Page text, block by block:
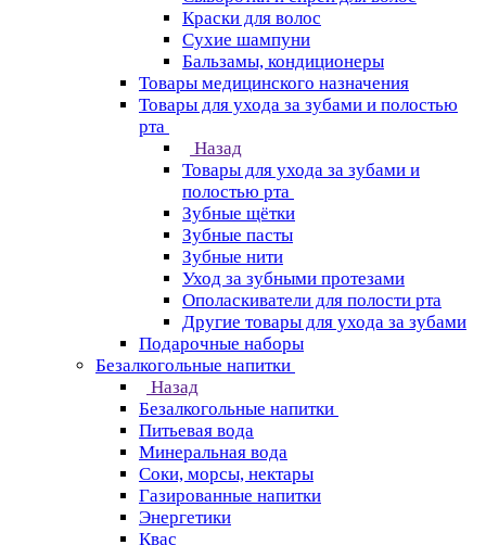
Краски для волос
Сухие шампуни
Бальзамы, кондиционеры
Товары медицинского назначения
Товары для ухода за зубами и полостью
рта
Назад
Товары для ухода за зубами и
полостью рта
Зубные щётки
Зубные пасты
Зубные нити
Уход за зубными протезами
Ополаскиватели для полости рта
Другие товары для ухода за зубами
Подарочные наборы
Безалкогольные напитки
Назад
Безалкогольные напитки
Питьевая вода
Минеральная вода
Соки, морсы, нектары
Газированные напитки
Энергетики
Квас